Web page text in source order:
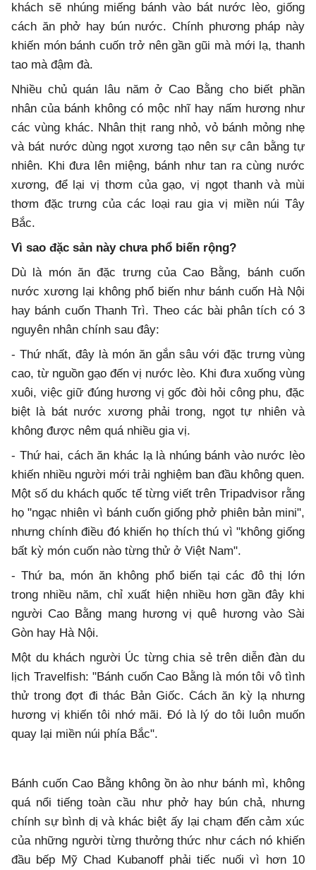
khách sẽ nhúng miếng bánh vào bát nước lèo, giống
cách ăn phở hay bún nước. Chính phương pháp này
khiến món bánh cuốn trở nên gần gũi mà mới lạ, thanh
tao mà đậm đà.
Nhiều chủ quán lâu năm ở Cao Bằng cho biết phần
nhân của bánh không có mộc nhĩ hay nấm hương như
các vùng khác. Nhân thịt rang nhỏ, vỏ bánh mỏng nhẹ
và bát nước dùng ngọt xương tạo nên sự cân bằng tự
nhiên. Khi đưa lên miệng, bánh như tan ra cùng nước
xương, để lại vị thơm của gạo, vị ngọt thanh và mùi
thơm đặc trưng của các loại rau gia vị miền núi Tây
Bắc.
Vì sao đặc sản này chưa phổ biến rộng?
Dù là món ăn đặc trưng của Cao Bằng, bánh cuốn
nước xương lại không phổ biến như bánh cuốn Hà Nội
hay bánh cuốn Thanh Trì. Theo các bài phân tích có 3
nguyên nhân chính sau đây:
- Thứ nhất, đây là món ăn gắn sâu với đặc trưng vùng
cao, từ nguồn gạo đến vị nước lèo. Khi đưa xuống vùng
xuôi, việc giữ đúng hương vị gốc đòi hỏi công phu, đặc
biệt là bát nước xương phải trong, ngọt tự nhiên và
không được nêm quá nhiều gia vị.
- Thứ hai, cách ăn khác lạ là nhúng bánh vào nước lèo
khiến nhiều người mới trải nghiệm ban đầu không quen.
Một số du khách quốc tế từng viết trên Tripadvisor rằng
họ "ngạc nhiên vì bánh cuốn giống phở phiên bản mini",
nhưng chính điều đó khiến họ thích thú vì "không giống
bất kỳ món cuốn nào từng thử ở Việt Nam".
- Thứ ba, món ăn không phổ biến tại các đô thị lớn
trong nhiều năm, chỉ xuất hiện nhiều hơn gần đây khi
người Cao Bằng mang hương vị quê hương vào Sài
Gòn hay Hà Nội.
Một du khách người Úc từng chia sẻ trên diễn đàn du
lịch Travelfish: "Bánh cuốn Cao Bằng là món tôi vô tình
thử trong đợt đi thác Bản Giốc. Cách ăn kỳ lạ nhưng
hương vị khiến tôi nhớ mãi. Đó là lý do tôi luôn muốn
quay lại miền núi phía Bắc".
Bánh cuốn Cao Bằng không ồn ào như bánh mì, không
quá nổi tiếng toàn cầu như phở hay bún chả, nhưng
chính sự bình dị và khác biệt ấy lại chạm đến cảm xúc
của những người từng thưởng thức như cách nó khiến
đầu bếp Mỹ Chad Kubanoff phải tiếc nuối vì hơn 10